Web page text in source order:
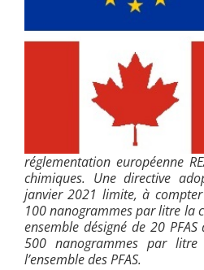
réglementation européenne
chimiques. Une directive
janvier 2021 limite, à
100 nanogrammes par litre la
ensemble désigné de 20
500 nanogrammes par
l’ensemble des PFAS.